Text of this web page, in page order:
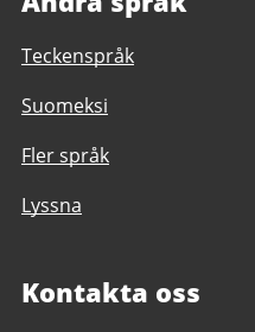
Teckenspråk
Suomeksi
Fler språk
Lyssna
Kontakta oss